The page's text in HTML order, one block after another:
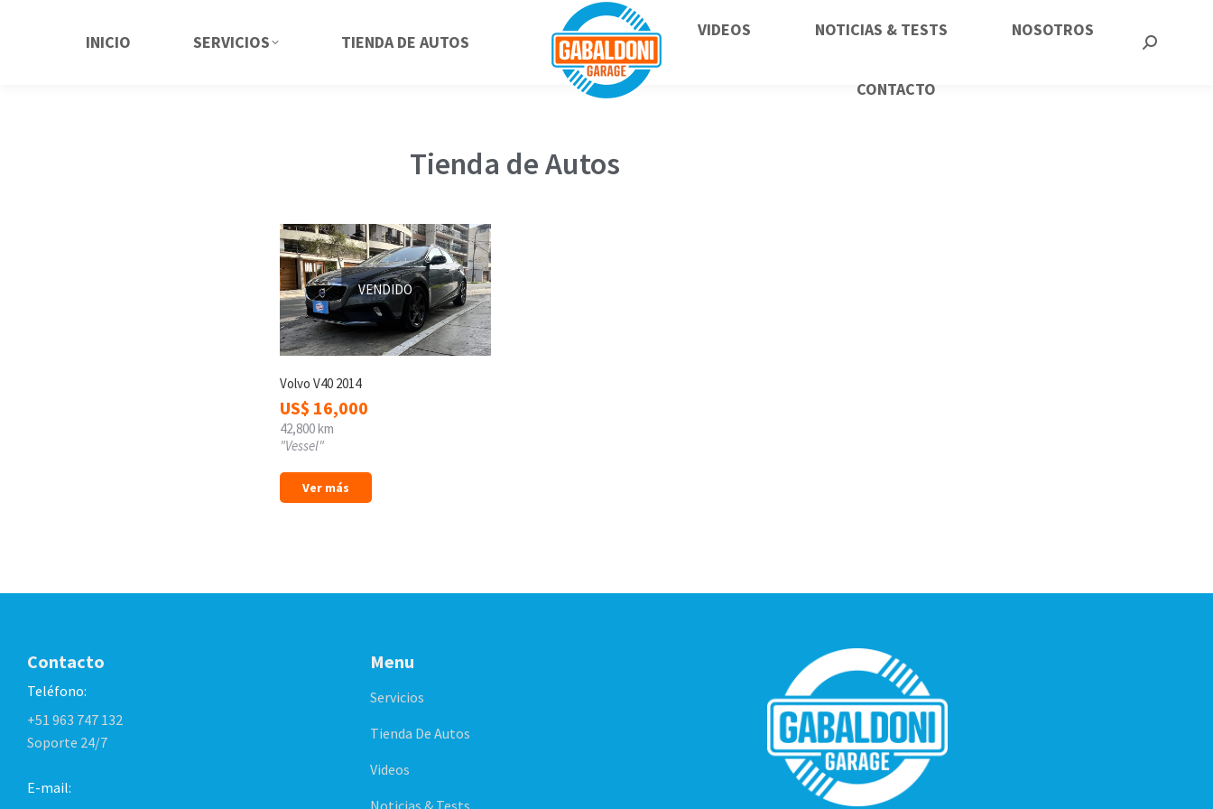
INICIO SERVICIOS TIENDA DE AUTOS
VIDEOS NOTICIAS & TESTS NOSOTROS
CONTACTO
Tienda de Autos
VENDIDO
Volvo V40 2014
US$ 16,000
42,800 km
"Vessel"
Ver más
Contacto
Teléfono:
+51 963 747 132
Soporte 24/7
E-mail:
Menu
Servicios
Tienda De Autos
Videos